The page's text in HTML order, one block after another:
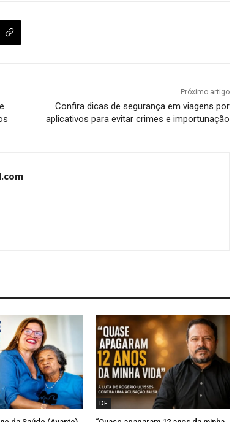
Próximo artigo
Confira dicas de segurança em viagens por
aplicativos para evitar crimes e importunação
DF